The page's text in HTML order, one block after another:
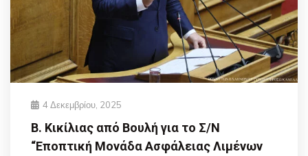
4 Δεκεμβρίου, 2025
Β. Κικίλιας από Βουλή για το Σ/Ν
“Εποπτική Μονάδα Ασφάλειας Λιμένων